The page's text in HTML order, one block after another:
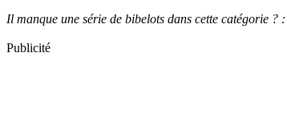
Il manque une série de bibelots dans cette catégorie ? :
Publicité